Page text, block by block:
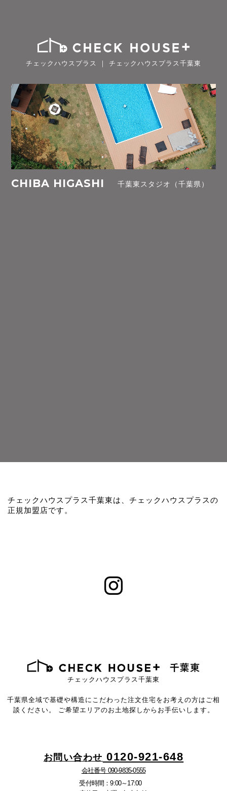
チェックハウスプラス ｜ チェックハウスプラス千葉東
CHIBA HIGASHI 千葉東スタジオ（千葉県）
チェックハウスプラス千葉東は、チェックハウスプラスの
正規加盟店です。
チェックハウスプラス千葉東
千葉県全域で基礎や構造にこだわった注文住宅を お考えの方はご相
談ください。
ご希望エリアのお土地探しからお手伝いします。
お問い合わせ 0120-921-648
会社番号 090-9835-0555
受付時間：9:00～17:00